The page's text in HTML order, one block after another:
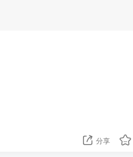
分享